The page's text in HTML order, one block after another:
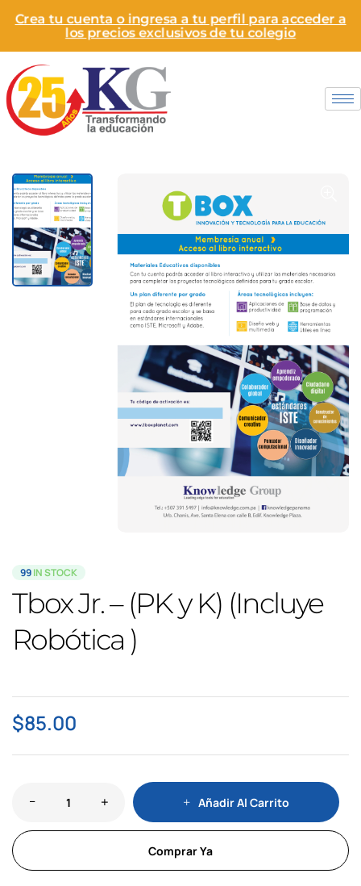
Crea tu cuenta o ingresa a tu perfil para acceder a
los precios exclusivos de tu colegio
99IN STOCK
Tbox Jr. – (PK y K) (Incluye
Robótica )
$85.00
Añadir Al Carrito
Comprar Ya